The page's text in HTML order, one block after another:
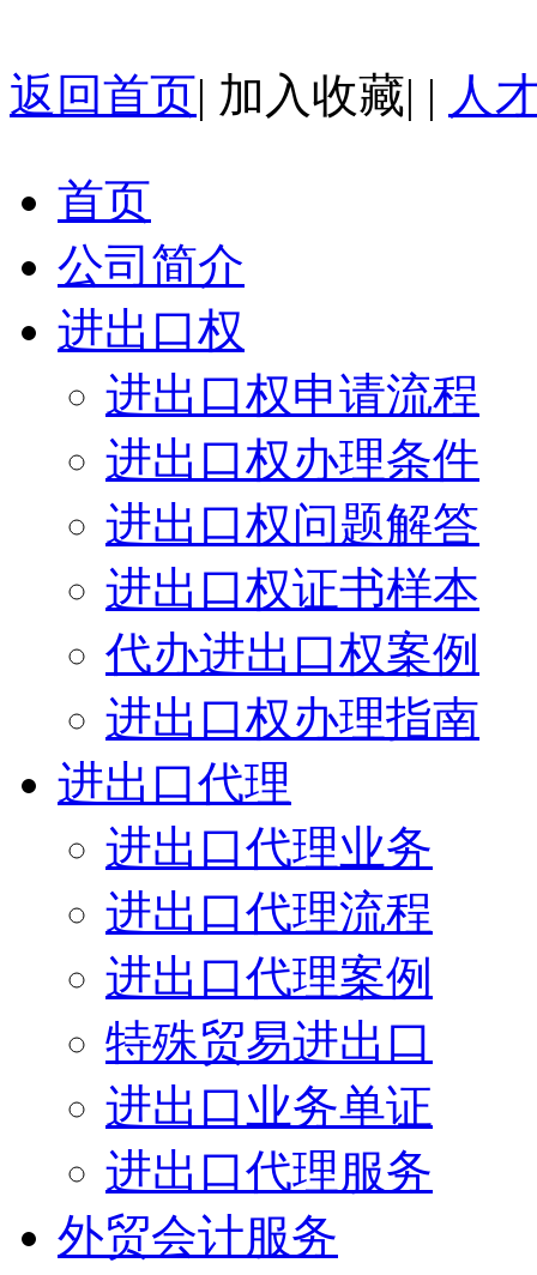
返回首页| 加入收藏| | 人
首页
公司简介
进出口权
进出口权申请流程
进出口权办理条件
进出口权问题解答
进出口权证书样本
代办进出口权案例
进出口权办理指南
进出口代理
进出口代理业务
进出口代理流程
进出口代理案例
特殊贸易进出口
进出口业务单证
进出口代理服务
外贸会计服务